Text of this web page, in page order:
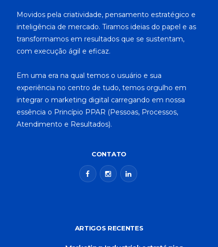
Movidos pela criatividade, pensamento estratégico e
inteligência de mercado. Tiramos ideias do papel e as
transformamos em resultados que se sustentam,
com execução ágil e eficaz.
Em uma era na qual temos o usuário e sua
experiência no centro de tudo, temos orgulho em
integrar o marketing digital carregando em nossa
essência o Princípio PPAR (Pessoas, Processos,
Atendimento e Resultados).
CONTATO
ARTIGOS RECENTES